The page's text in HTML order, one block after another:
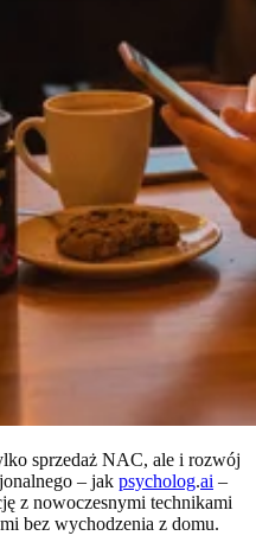
sprzedaż NAC, ale i rozwój
– jak psycholog.ai –
z nowoczesnymi technikami
bez wychodzenia z domu.